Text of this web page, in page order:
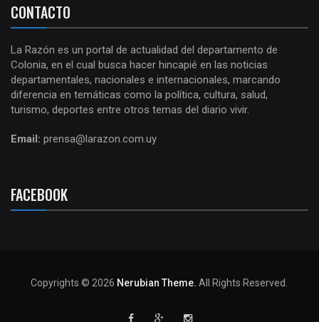
CONTACTO
La Razón es un portal de actualidad del departamento de
Colonia, en el cual busca hacer hincapié en las noticias
departamentales, nacionales e internacionales, marcando
diferencia en temáticas como la política, cultura, salud,
turismo, deportes entre otros temas del diario vivir.
Email: prensa@larazon.com.uy
FACEBOOK
Copyrights © 2026 Nerubian Theme.All Rights Reserved.